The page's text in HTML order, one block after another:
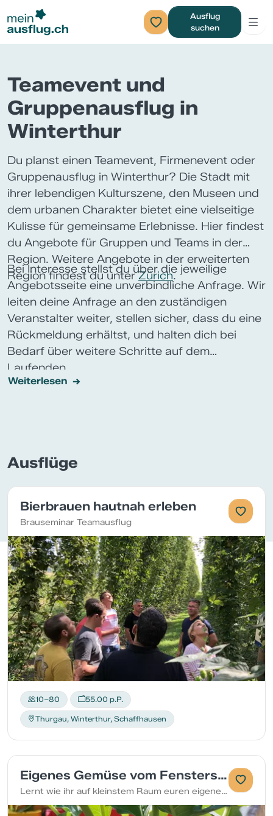
Ausflug
suchen
Teamevent und
Gruppenausflug in
Winterthur
Du planst einen Teamevent, Firmenevent oder
Gruppenausflug in Winterthur? Die Stadt mit
ihrer lebendigen Kulturszene, den Museen und
dem urbanen Charakter bietet eine vielseitige
Kulisse für gemeinsame Erlebnisse. Hier findest
du Angebote für Gruppen und Teams in der
Region. Weitere Angebote in der erweiterten
Region findest du unterZürich.
Bei Interesse stellst du über die jeweilige
Angebotsseite eine unverbindliche Anfrage. Wir
leiten deine Anfrage an den zuständigen
Veranstalter weiter, stellen sicher, dass du eine
Rückmeldung erhältst, und halten dich bei
Bedarf über weitere Schritte auf dem
Laufenden.
Weiterlesen
Ausflüge
Bierbrauen hautnah erleben
Brauseminar Teamausflug
10–80 55.00 p.P.
Thurgau, Winterthur, Schaffhausen
Eigenes Gemüse vom Fenstersims
Lernt wie ihr auf kleinstem Raum euren eigenen Minigarten geniessen könnt.